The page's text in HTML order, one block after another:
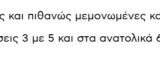
πιθανώς μεμονωμένες
3 με 5 και στα ανατολικά